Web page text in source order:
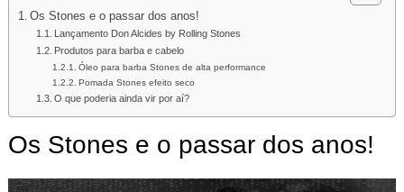
Os Stones e o passar dos anos!
Lançamento Don Alcides by Rolling Stones
Produtos para barba e cabelo
Óleo para barba Stones de alta performance
Pomada Stones efeito seco
O que poderia ainda vir por aí?
Os Stones e o passar dos anos!